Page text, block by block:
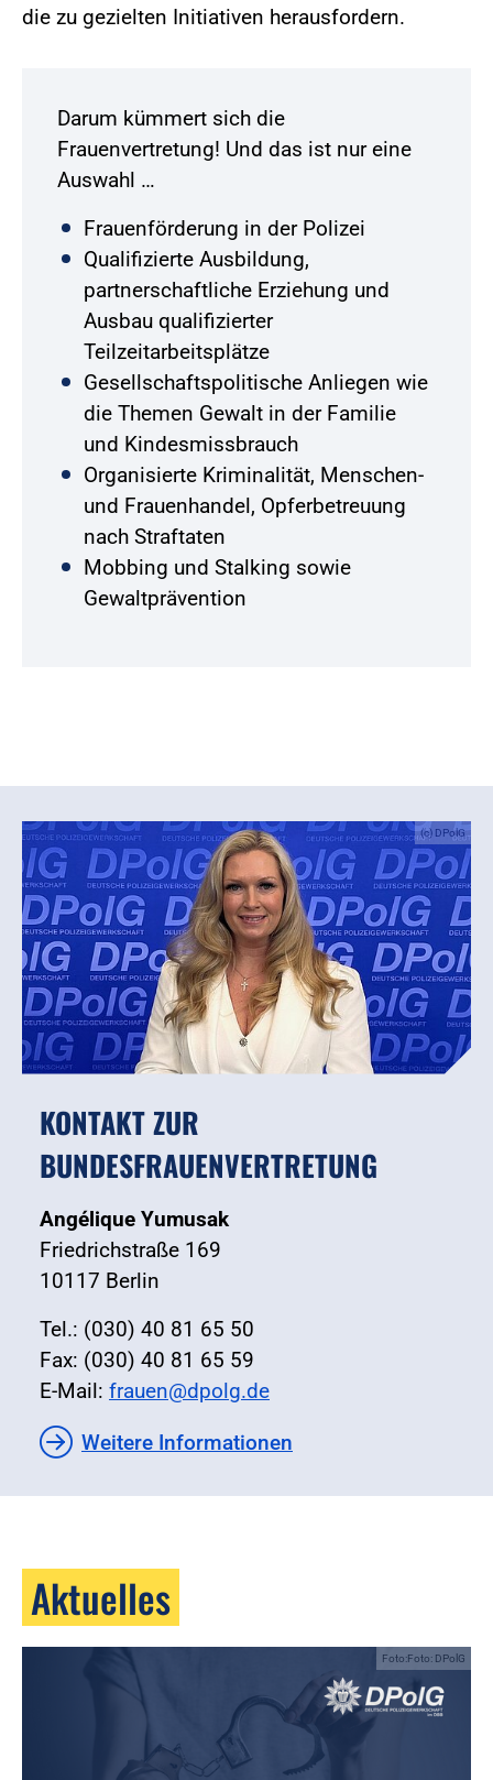
die zu gezielten Initiativen herausfordern.
Darum kümmert sich die
Frauenvertretung! Und das ist nur eine
Auswahl …
Frauenförderung in der Polizei
Qualifizierte Ausbildung,
partnerschaftliche Erziehung und
Ausbau qualifizierter
Teilzeitarbeitsplätze
Gesellschaftspolitische Anliegen wie
die Themen Gewalt in der Familie
und Kindesmissbrauch
Organisierte Kriminalität, Menschen-
und Frauenhandel, Opferbetreuung
nach Straftaten
Mobbing und Stalking sowie
Gewaltprävention
KONTAKT ZUR
BUNDESFRAUENVERTRETUNG
Angélique Yumusak
Friedrichstraße 169
10117 Berlin
Tel.: (030) 40 81 65 50
Fax: (030) 40 81 65 59
E-Mail: frauen@dpolg.de
Weitere Informationen
(c) DPolG
Aktuelles
Foto:Foto: DPolG